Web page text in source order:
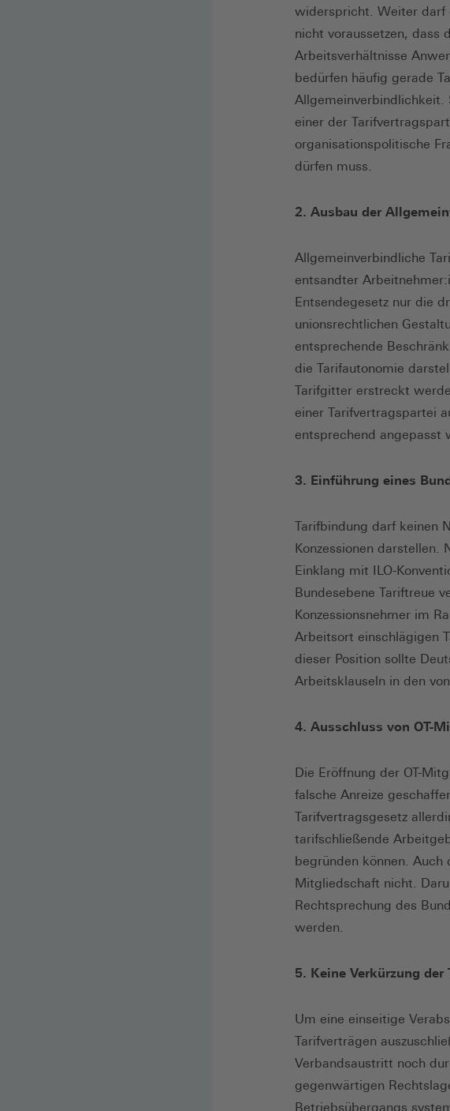
widerspricht. Weiter darf
nicht voraussetzen, dass
Arbeitsverhältnisse
bedürfen häufig gerade
Allgemeinverbindlichkeit.
einer der
organisationspolitische
dürfen muss.
2. Ausbau der
Allgemeinverbindliche
entsandter
Entsendegesetz nur die
unionsrechtlichen
entsprechende
die Tarifautonomie
Tarifgitter erstreckt
einer Tarifvertragspartei
entsprechend angepasst
3. Einführung eines
Tarifbindung darf keinen
Konzessionen darstellen.
Einklang mit ILO-
Bundesebene Tariftreue
Konzessionsnehmer im
Arbeitsort einschlägigen
dieser Position sollte
Arbeitsklauseln in den
4. Ausschluss von OT-
Die Eröffnung der OT-
falsche Anreize
Tarifvertragsgesetz
tarifschließende
begründen können. Auch
Mitgliedschaft nicht.
Rechtsprechung des
werden.
5. Keine Verkürzung
Um eine einseitige
Tarifverträgen
Verbandsaustritt noch
gegenwärtigen
Betriebsübergangs